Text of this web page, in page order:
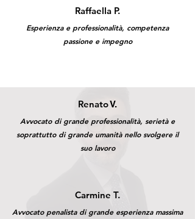
Raffaella P.
Esperienza e professionalità, competenza
passione e impegno
RenatoV.
Avvocato di grande professionalità, serietà e
soprattutto di grande umanità nello svolgere il
suo lavoro
Carmine T.
Avvocato penalista di grande esperienza massima